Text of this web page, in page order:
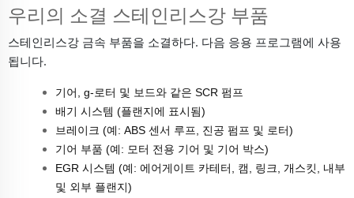
우리의 소결 스테인리스강 부품
스테인리스강 금속 부품을 소결하다. 다음 응용 프로그램에 사용
됩니다.
기어, g-로터 및 보드와 같은 SCR 펌프
배기 시스템 (플랜지에 표시됨)
브레이크 (예: ABS 센서 루프, 진공 펌프 및 로터)
기어 부품 (예: 모터 전용 기어 및 기어 박스)
EGR 시스템 (예: 에어게이트 카테터, 캠, 링크, 개스킷, 내부
및 외부 플랜지)